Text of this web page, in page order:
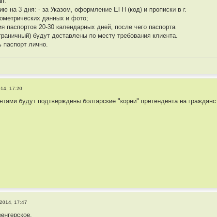
на 3 дня: - за Указом, оформление ЕГН (код) и прописки в г.
данных и фото;
паспортов 20-30 календарных дней, после чего паспорта
будут доставлены по месту требования клиента.
паспорт лично.
17:20
будут подтверждены болгарские "корни" претендента на
17:47